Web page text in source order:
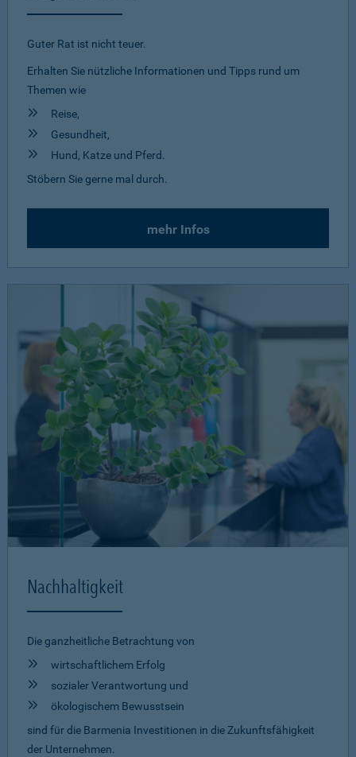
Guter Rat ist nicht teuer.
Erhalten Sie nützliche Informationen und Tipps rund um
Themen wie
Reise,
Gesundheit,
Hund, Katze und Pferd.
Stöbern Sie gerne mal durch.
mehr Infos
Nachhaltigkeit
Die ganzheitliche Betrachtung von
wirtschaftlichem Erfolg
sozialer Verantwortung und
ökologischem Bewusstsein
sind für die Barmenia Investitionen in die Zukunftsfähigkeit
der Unternehmen.